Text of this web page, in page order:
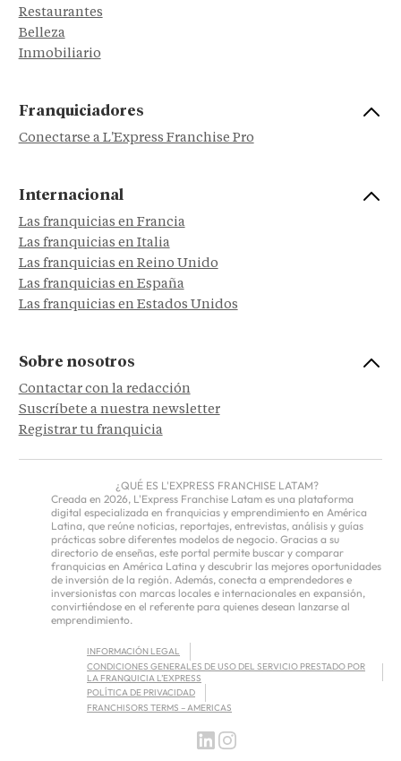
Restaurantes
Belleza
Inmobiliario
Franquiciadores
Conectarse a L'Express Franchise Pro
Internacional
Las franquicias en Francia
Las franquicias en Italia
Las franquicias en Reino Unido
Las franquicias en España
Las franquicias en Estados Unidos
Sobre nosotros
Contactar con la redacción
Suscríbete a nuestra newsletter
Registrar tu franquicia
¿QUÉ ES L'EXPRESS FRANCHISE LATAM?
Creada en 2026, L'Express Franchise Latam es una plataforma
digital especializada en franquicias y emprendimiento en América
Latina, que reúne noticias, reportajes, entrevistas, análisis y guías
prácticas sobre diferentes modelos de negocio. Gracias a su
directorio de enseñas, este portal permite buscar y comparar
franquicias en América Latina y descubrir las mejores oportunidades
de inversión de la región. Además, conecta a emprendedores e
inversionistas con marcas locales e internacionales en expansión,
convirtiéndose en el referente para quienes desean lanzarse al
emprendimiento.
INFORMACIÓN LEGAL
CONDICIONES GENERALES DE USO DEL SERVICIO PRESTADO POR
LA FRANQUICIA L’EXPRESS
POLÍTICA DE PRIVACIDAD
FRANCHISORS TERMS – AMERICAS